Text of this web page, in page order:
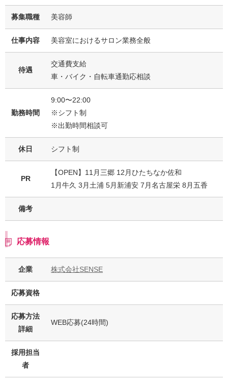
募集職種 美容師
仕事内容 美容室におけるサロン業務全般
待遇
交通費支給
車・バイク・自転車通勤応相談
勤務時間
9:00〜22:00
※シフト制
※出勤時間相談可
休日 シフト制
PR
【OPEN】11月三郷 12月ひたちなか佐和
1月牛久 3月土浦 5月新浦安 7月名古屋栄 8月五香
備考
応募情報
企業 株式会社SENSE
応募資格
応募方法
詳細
WEB応募(24時間)
採用担当
者